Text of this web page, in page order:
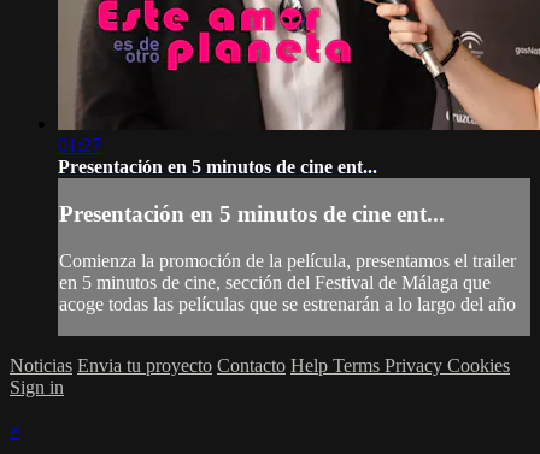
01:27
Presentación en 5 minutos de cine ent...
Presentación en 5 minutos de cine ent...
Comienza la promoción de la película, presentamos el trailer
en 5 minutos de cine, sección del Festival de Málaga que
acoge todas las películas que se estrenarán a lo largo del año
Noticias Envia tu proyecto Contacto Help Terms Privacy Cookies
Sign in
×